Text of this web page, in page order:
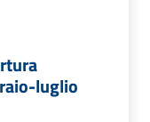
luglio